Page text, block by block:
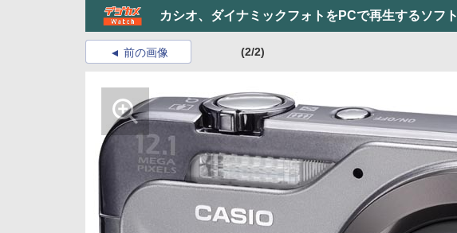
カシオ、ダイナミックフォトをPCで再生するソフト
前の画像 (2/2)